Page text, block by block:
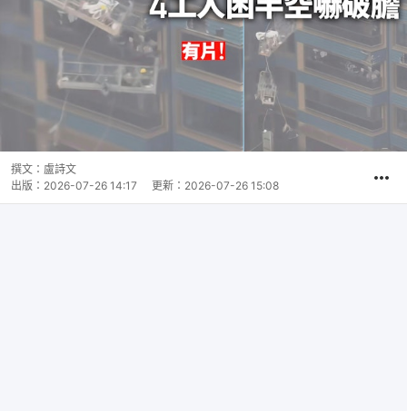
撰文： 盧詩文
出版： 2026-07-26 14:17 更新： 2026-07-26 15:08